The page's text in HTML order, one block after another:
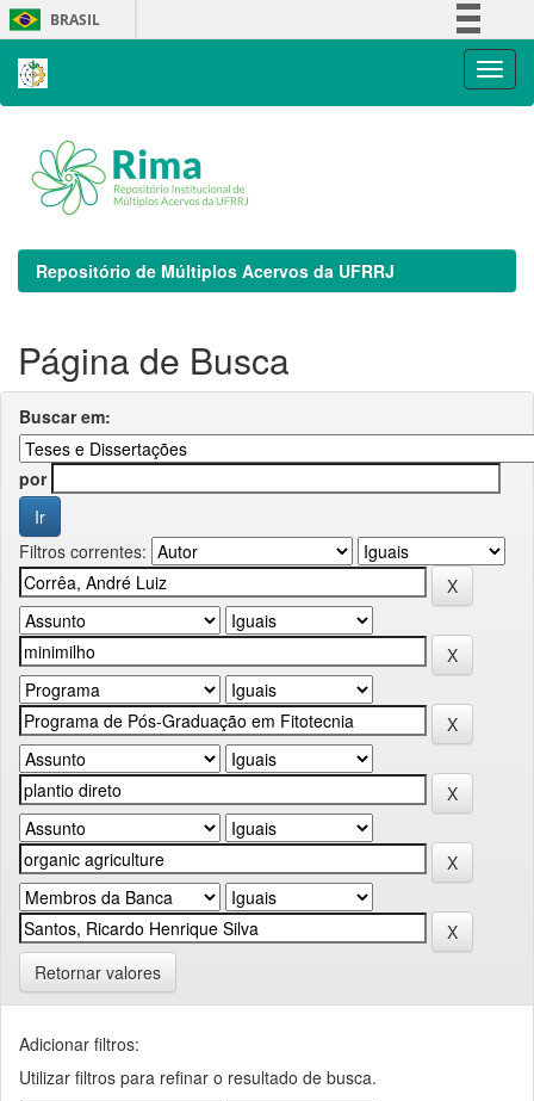
Skip
navigation
BRASIL
Repositório de Múltiplos Acervos da UFRRJ
Página de Busca
Buscar em:
por
Filtros correntes:
Retornar valores
Adicionar filtros:
Utilizar filtros para refinar o resultado de busca.